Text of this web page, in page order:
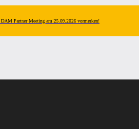
Partner Meeting am 25.09.2026 vormerken!